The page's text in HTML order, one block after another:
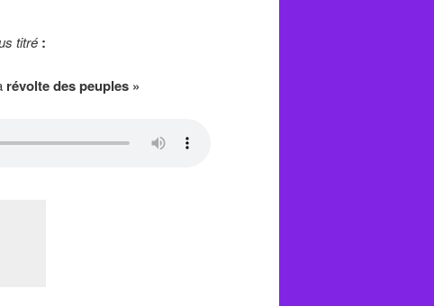
titré :
révolte des peuples »